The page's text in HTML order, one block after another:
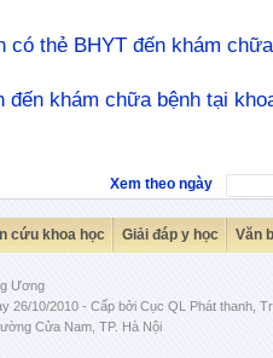
có thẻ BHYT đến khám
khám chữa bệnh tại
Xem theo ngày
cứu khoa học Giải đáp y học Văn
Ương
26/10/2010 - Cấp bởi Cục QL Phát thanh,
Cửa Nam, TP. Hà Nội